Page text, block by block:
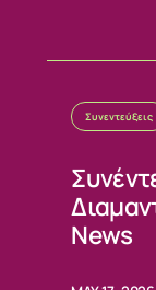
Συνεντεύξεις
News